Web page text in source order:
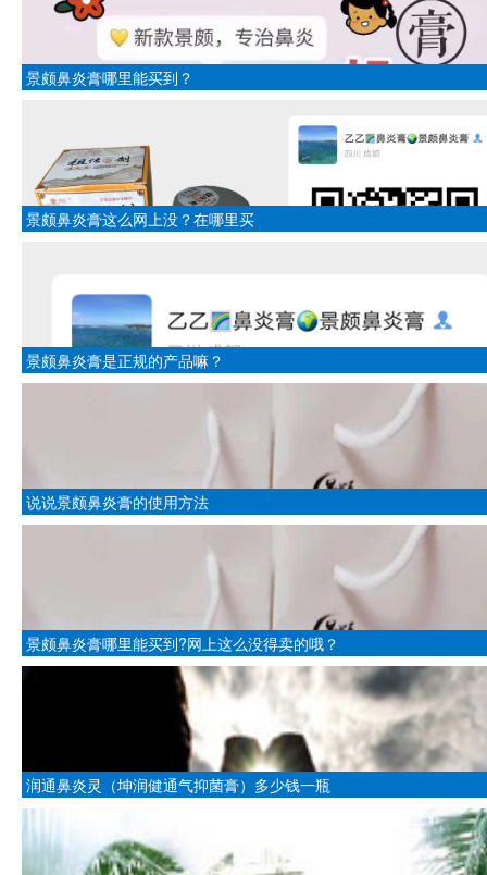
景颇鼻炎膏哪里能买到？
景颇鼻炎膏这么网上没？在哪里买
景颇鼻炎膏是正规的产品嘛？
说说景颇鼻炎膏的使用方法
景颇鼻炎膏哪里能买到?网上这么没得卖的哦？
润通鼻炎灵（坤润健通气抑菌膏）多少钱一瓶